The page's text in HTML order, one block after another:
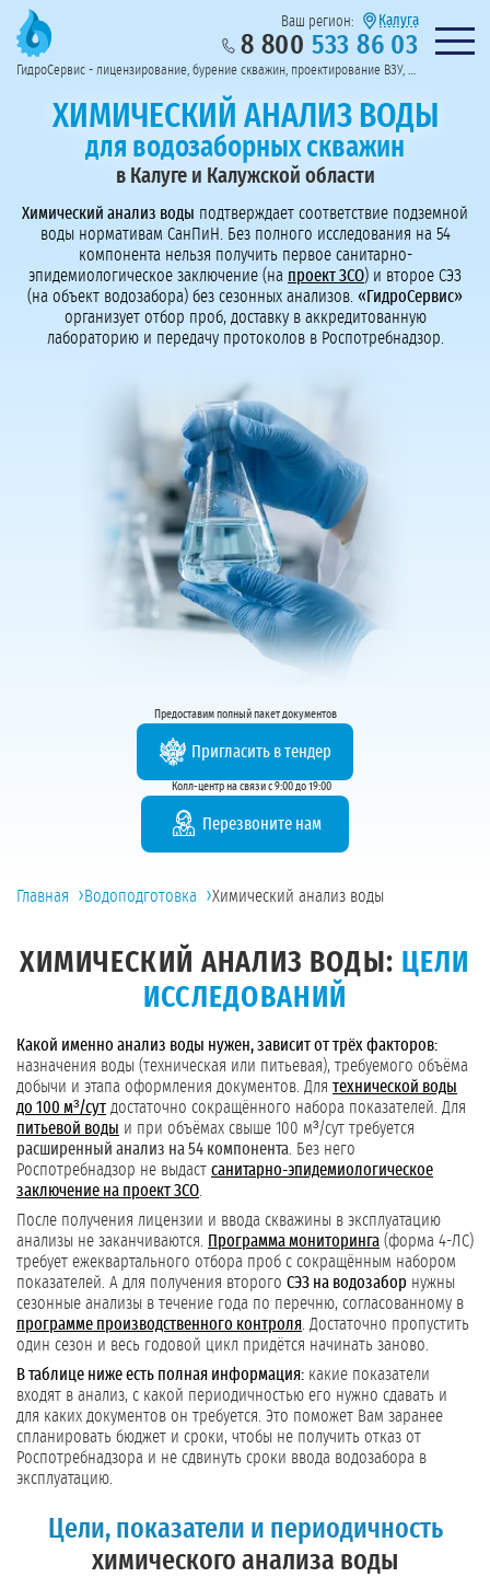
Предоставим полный пакет документов
Пригласить в тендер
Колл-центр на связи с 9:00 до 19:00
Перезвоните мне!
Ваш регион: Калуга
8 800 533 86 03 Нужна
ГидроСервис - лицензирование, бурение скважин, проектирование ВЗУ, системы водоподготовки
ХИМИЧЕСКИЙ АНАЛИЗ ВОДЫ
для водозаборных скважин
в Калуге и Калужской области
Химический анализ воды подтверждает соответствие подземной
воды нормативам СанПиН. Без полного исследования на 54
компонента нельзя получить первое санитарно-
эпидемиологическое заключение (на проект ЗСО) и второе СЭЗ
(на объект водозабора) без сезонных анализов. «ГидроСервис»
организует отбор проб, доставку в аккредитованную
лабораторию и передачу протоколов в Роспотребнадзор.
Предоставим полный пакет документов
Пригласить в тендер
Колл-центр на связи с 9:00 до 19:00
Перезвоните нам
Главная ›Водоподготовка ›Химический анализ воды
ХИМИЧЕСКИЙ АНАЛИЗ ВОДЫ: ЦЕЛИ
ИССЛЕДОВАНИЙ
Какой именно анализ воды нужен, зависит от трёх факторов:
назначения воды (техническая или питьевая), требуемого объёма
добычи и этапа оформления документов. Для технической воды
до 100 м³/сут достаточно сокращённого набора показателей. Для
питьевой воды и при объёмах свыше 100 м³/сут требуется
расширенный анализ на 54 компонента . Без него
Роспотребнадзор не выдаст санитарно-эпидемиологическое
заключение на проект ЗСО
После получения лицензии и ввода скважины в эксплуатацию
анализы не заканчиваются.
Программа мониторинга (форма 4-ЛС)
требует ежеквартального отбора проб с сокращённым набором
показателей. А для получения второго СЭЗ на водозабор нужны
сезонные анализы в течение года по перечню, согласованному в
программе производственного контроля . Достаточно пропустить
один сезон и весь годовой цикл придётся начинать заново.
В таблице ниже есть полная информация: какие показатели
входят в анализ, с какой периодичностью его нужно сдавать и
для каких документов он требуется. Это поможет Вам заранее
спланировать бюджет и сроки, чтобы не получить отказ от
Роспотребнадзора и не сдвинуть сроки ввода водозабора в
эксплуатацию.
Цели, показатели и периодичность
химического анализа воды